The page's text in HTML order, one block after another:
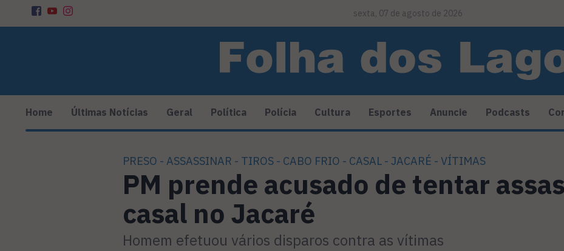
sexta, 07 de agosto de 2026
Home Últimas Notícias Geral Política Polícia Cultura Esportes Anuncie Podcasts
PRESO - ASSASSINAR - TIROS - CABO FRIO - CASAL - JACARÉ - VÍTIMAS
PM prende acusado de tentar
casal no Jacaré
Homem efetuou vários disparos contra as vítimas